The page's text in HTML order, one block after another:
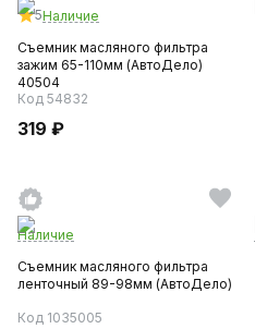
5Наличие
Съемник масляного фильтра
зажим 65-110мм (АвтоДело)
40504
Код 54832
319 ₽
Наличие
Съемник масляного фильтра
ленточный 89-98мм (АвтоДело)
Код 1035005